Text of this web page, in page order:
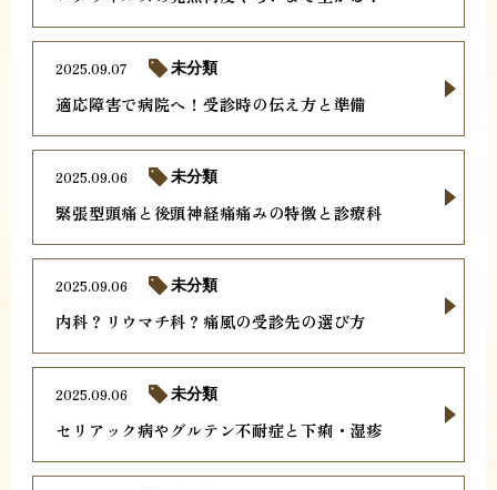
適応障害で病院へ！受診時の伝え方と準備
2025.09.07 未分類
緊張型頭痛と後頭神経痛痛みの特徴と診療科
2025.09.06 未分類
内科？リウマチ科？痛風の受診先の選び方
2025.09.06 未分類
セリアック病やグルテン不耐症と下痢・湿疹
2025.09.06 未分類